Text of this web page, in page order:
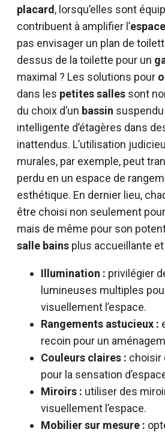
placard , lorsqu’elles sont
contribuent à amplifier l’espace
pas envisager un plan de
dessus de la toilette pour un
maximal ? Les solutions pour
dans les petites salles sont
du choix d’un bassin suspendu
intelligente d’étagères dans
inattendus. L’utilisation
murales, par exemple, peut
perdu en un espace de
esthétique. En dernier lieu,
être choisi non seulement
mais de même pour son
salle bains plus accueillante
Illumination : privilégier
lumineuses multiples
visuellement l’espace.
Rangements astucieux :
recoin pour un
Couleurs claires : choisir
pour la sensation
Miroirs : utiliser des
visuellement l’espace.
Mobilier sur mesure :